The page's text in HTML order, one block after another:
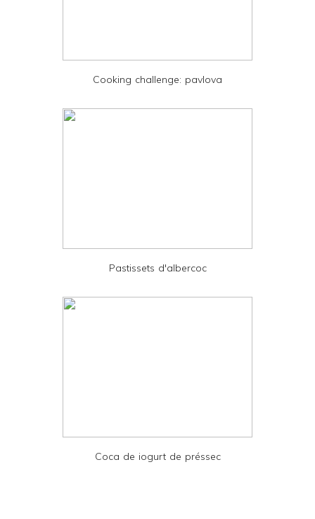
d
Cooking challenge: pavlova
Pastissets d'albercoc
Coca de iogurt de préssec